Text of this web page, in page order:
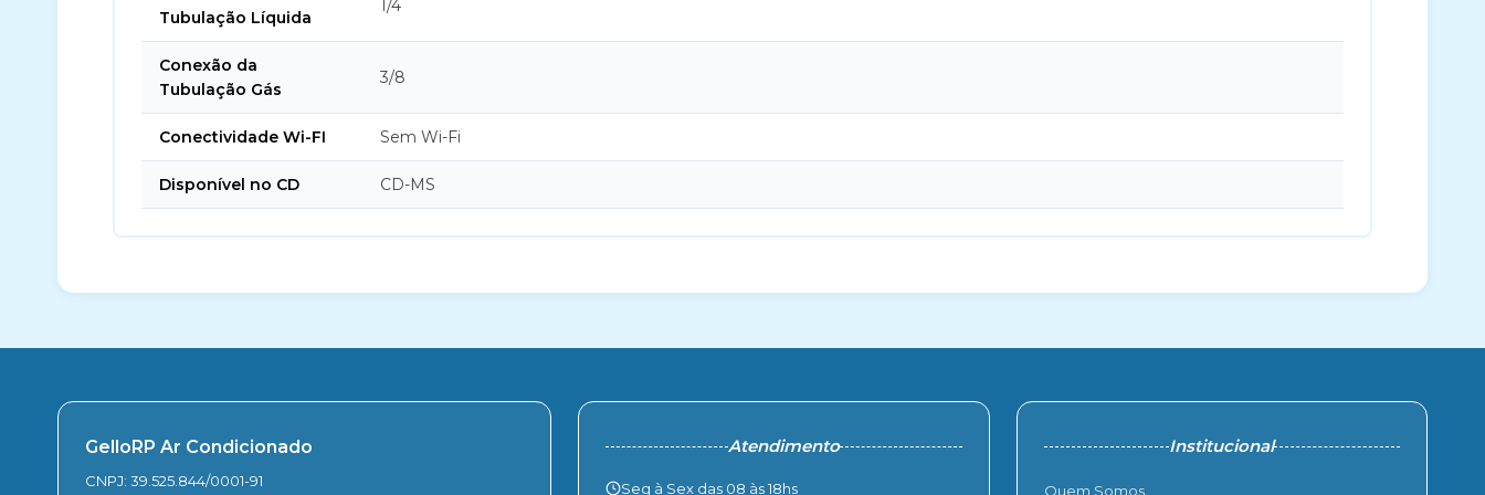
Tubulação Líquida
1/4
Conexão da
Tubulação Gás
3/8
Conectividade Wi-FI Sem Wi-Fi
Disponível no CD CD-MS
GelloRP Ar Condicionado
CNPJ: 39.525.844/0001-91
Atendimento
Seg à Sex das 08 às 18hs
Institucional
Quem Somos